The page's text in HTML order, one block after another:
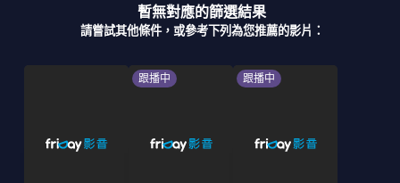
暫無對應的篩選結果
請嘗試其他條件，或參考下列為您推薦的影片：
跟播中 跟播中